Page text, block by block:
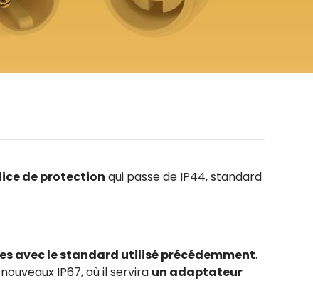
de protection qui passe de IP44, standard
avec le standard utilisé précédemment.
IP67, où il servira un adaptateur